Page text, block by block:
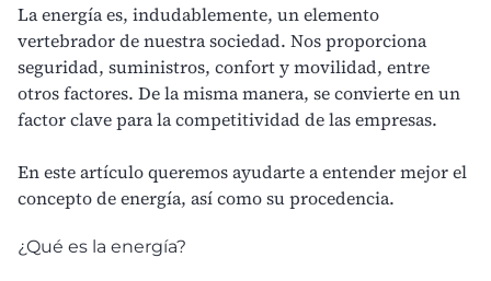
La energía es, indudablemente, unelemento
vertebrador de nuestra sociedad. Nos proporciona
seguridad, suministros, confort y movilidad, entre
otros factores. De la misma manera, se convierte en un
factor clave para la competitividad de las empresas.
En este artículo queremos ayudarte a entender mejor el
concepto de energía, así como su procedencia.
¿Qué es la energía?